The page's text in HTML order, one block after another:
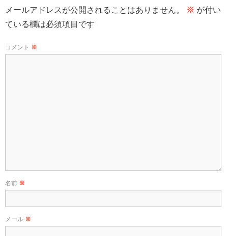
メールアドレスが公開されることはありません。 ※ が付い
ている欄は必須項目です
コメント ※
名前 ※
メール ※